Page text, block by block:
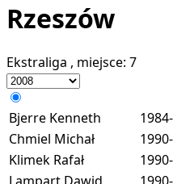
Rzeszów
Ekstraliga , miejsce: 7
Bjerre Kenneth
Chmiel Michał
Klimek Rafał